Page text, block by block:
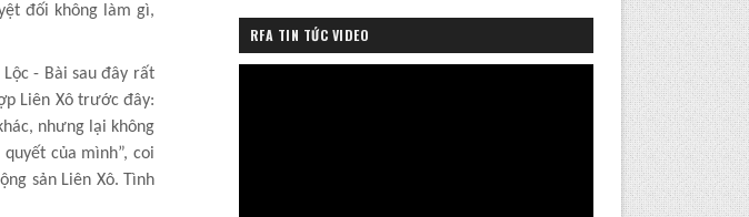
đối không làm gì,
Lộc - Bài sau đây rất
Liên Xô trước đây:
nhưng lại không
của mình”, coi
sản Liên Xô. Tình
RFA TIN TỨC VIDEO